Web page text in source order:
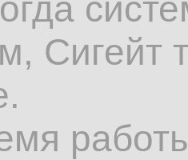
Сигейт